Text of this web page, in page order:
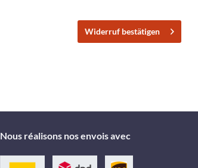
Widerruf bestätigen
Nous réalisons nos envois avec